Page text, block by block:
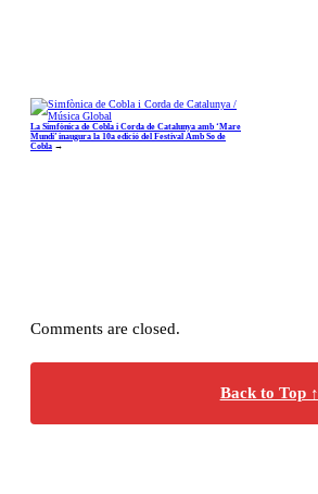
La Simfònica de Cobla i Corda de Catalunya amb ‘Mare
Mundi’ inaugura la 10a edició del Festival Amb So de
Cobla →
Comments are closed.
Back to Top ↑